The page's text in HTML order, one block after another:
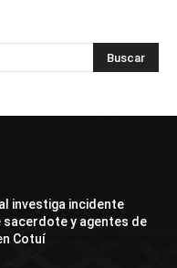
investiga incidente
y agentes de
Cotuí